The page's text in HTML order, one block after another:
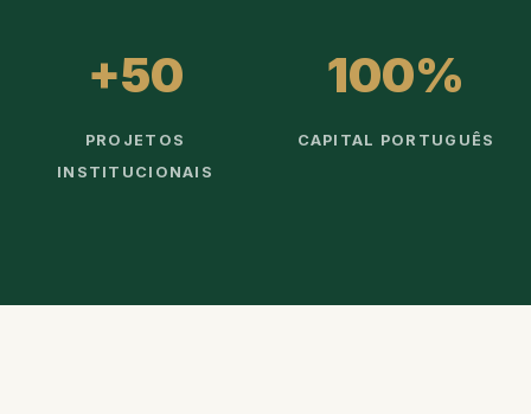
+50
PROJETOS
INSTITUCIONAIS
100%
CAPITAL PORTUGUÊS